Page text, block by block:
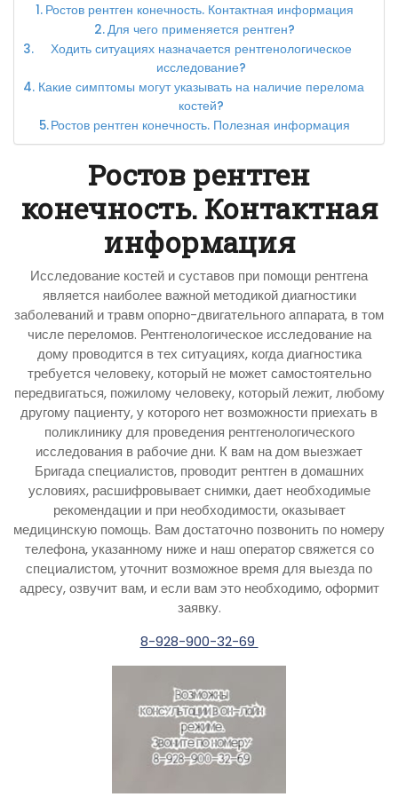
Ростов рентген конечность. Контактная информация
Для чего применяется рентген?
Ходить ситуациях назначается рентгенологическое
исследование?
Какие симптомы могут указывать на наличие перелома
костей?
Ростов рентген конечность. Полезная информация
Ростов рентген
конечность. Контактная
информация
Исследование костей и суставов при помощи рентгена
является наиболее важной методикой диагностики
заболеваний и травм опорно-двигательного аппарата, в том
числе переломов. Рентгенологическое исследование на
дому проводится в тех ситуациях, когда диагностика
требуется человеку, который не может самостоятельно
передвигаться, пожилому человеку, который лежит, любому
другому пациенту, у которого нет возможности приехать в
поликлинику для проведения рентгенологического
исследования в рабочие дни. К вам на дом выезжает
Бригада специалистов, проводит рентген в домашних
условиях, расшифровывает снимки, дает необходимые
рекомендации и при необходимости, оказывает
медицинскую помощь. Вам достаточно позвонить по номеру
телефона, указанному ниже и наш оператор свяжется со
специалистом, уточнит возможное время для выезда по
адресу, озвучит вам, и если вам это необходимо, оформит
заявку.
8-928-900-32-69